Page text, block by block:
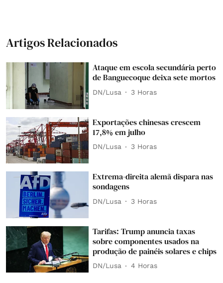
Artigos Relacionados
Ataque em escola secundária perto
de Banguecoque deixa sete mortos
DN/Lusa 3 Horas
Exportações chinesas crescem
17,8% em julho
DN/Lusa 3 Horas
Extrema-direita alemã dispara nas
sondagens
DN/Lusa 3 Horas
Tarifas: Trump anuncia taxas
sobre componentes usados na
produção de painéis solares e chips
DN/Lusa 4 Horas